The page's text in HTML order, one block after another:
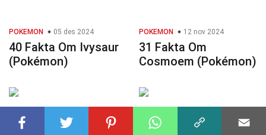
POKEMON 05 des 2024
40 Fakta Om Ivysaur
(Pokémon)
POKEMON 12 nov 2024
31 Fakta Om
Cosmoem (Pokémon)